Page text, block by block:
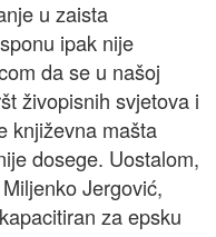
u zaista
ipak nije
da se u našoj
živopisnih svjetova i
književna mašta
dosege. Uostalom,
Jergović,
za epsku